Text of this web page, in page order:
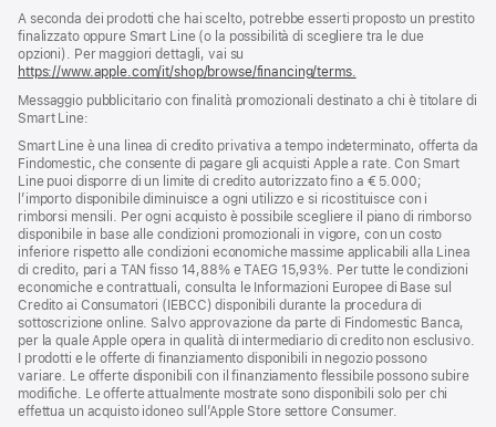
A seconda dei prodotti che hai scelto, potrebbe esserti proposto un prestito
finalizzato oppure Smart Line (o la possibilità di scegliere tra le due
opzioni). Per maggiori dettagli, vai su
https://www.apple.com/it/shop/browse/financing/terms.
Messaggio pubblicitario con finalità promozionali destinato a chi è titolare di
Smart Line:
Smart Line è una linea di credito privativa a tempo indeterminato, offerta da
Findomestic, che consente di pagare gli acquisti Apple a rate. Con Smart
Line puoi disporre di un limite di credito autorizzato fino a € 5.000;
l’importo disponibile diminuisce a ogni utilizzo e si ricostituisce con i
rimborsi mensili. Per ogni acquisto è possibile scegliere il piano di rimborso
disponibile in base alle condizioni promozionali in vigore, con un costo
inferiore rispetto alle condizioni economiche massime applicabili alla Linea
di credito, pari a TAN fisso 14,88% e TAEG 15,93%. Per tutte le condizioni
economiche e contrattuali, consulta le Informazioni Europee di Base sul
Credito ai Consumatori (IEBCC) disponibili durante la procedura di
sottoscrizione online. Salvo approvazione da parte di Findomestic Banca,
per la quale Apple opera in qualità di intermediario di credito non esclusivo.
I prodotti e le offerte di finanziamento disponibili in negozio possono
variare. Le offerte disponibili con il finanziamento flessibile possono subire
modifiche. Le offerte attualmente mostrate sono disponibili solo per chi
effettua un acquisto idoneo sull’Apple Store settore Consumer.